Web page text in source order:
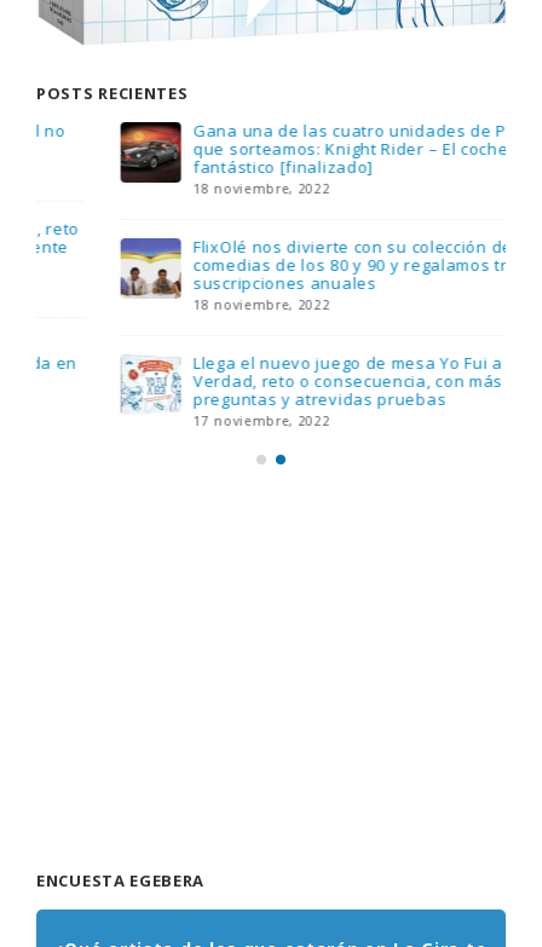
POSTS RECIENTES
Gana una de las cuatro unidades de PLAYMOBIL
que sorteamos: Knight Rider – El coche
fantástico [finalizado]
18 noviembre, 2022
FlixOlé nos divierte con su colección de
comedias de los 80 y 90 y regalamos tres
suscripciones anuales
18 noviembre, 2022
Llega el nuevo juego de mesa Yo Fui a EGB:
Verdad, reto o consecuencia, con más
preguntas y atrevidas pruebas
17 noviembre, 2022